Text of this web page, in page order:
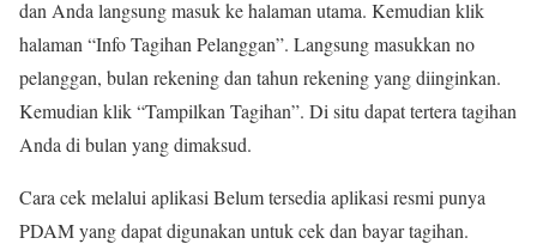
dan Anda langsung masuk ke halaman utama. Kemudian klik
halaman “Info Tagihan Pelanggan”. Langsung masukkan no
pelanggan, bulan rekening dan tahun rekening yang diinginkan.
Kemudian klik “Tampilkan Tagihan”. Di situ dapat tertera tagihan
Anda di bulan yang dimaksud.
Cara cek melalui aplikasi Belum tersedia aplikasi resmi punya
PDAM yang dapat digunakan untuk cek dan bayar tagihan.